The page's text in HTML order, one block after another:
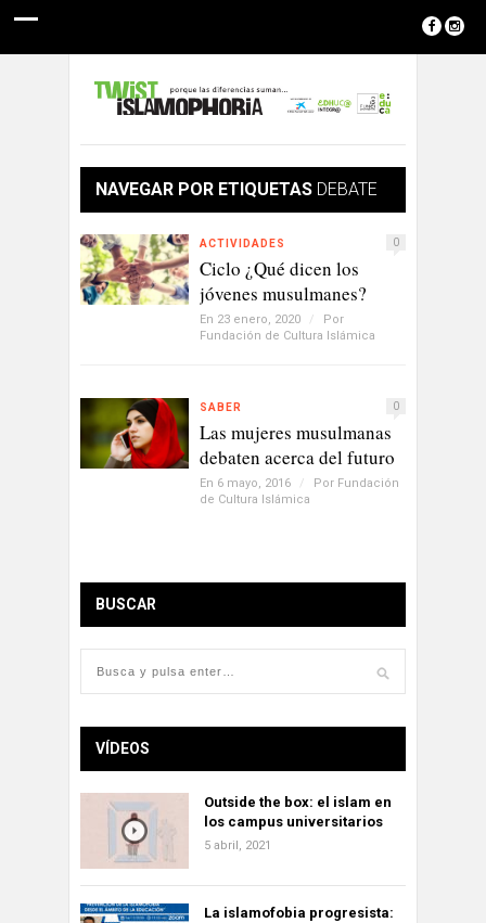
NAVEGAR POR ETIQUETAS DEBATE
ACTIVIDADES 0
Ciclo ¿Qué dicen los
jóvenes musulmanes?
En 23 enero, 2020 /
Por
Fundación de Cultura Islámica
SABER 0
Las mujeres musulmanas
debaten acerca del futuro
En 6 mayo, 2016 / Por Fundación
de Cultura Islámica
BUSCAR
VÍDEOS
Outside the box: el islam en
los campus universitarios
5 abril, 2021
La islamofobia progresista: